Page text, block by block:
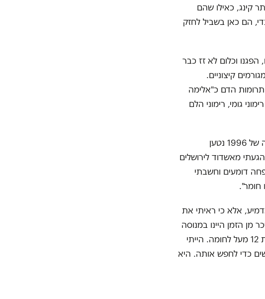
קינג, כאילו שהם
הם כאן בשביל לחזק
הפגנו וכלום לא זז כבר
מגורמים קיצוניים.
תרומות הדם כ"אלימה
גומי, רימוני הלם
בישראל לא מספיק לזעוק, צריך לחסום את נתיבי איילון. גם בהפגנה של 1996 נטען
נהגה באיפוק, ואני לא זכרתי שום איפוק. הייתי בת 15. הגעתי מאשדוד לירושלים
דומעים וחשבתי
חומר".
אלא כי ראיתי את
מן הזמן היינו במנוסה
מגז מדמיע, פרשים ושוטרים. ראיתי את דודתי מדלגת כמו ילדה בת 12 מעל לחומה. הייתי
כדי לחפש אותה. היא